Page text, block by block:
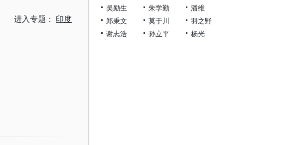
进入专题： 印度
吴励生
朱学勤
潘维
郑秉文
莫于川
羽之野
谢志浩
孙立平 杨光